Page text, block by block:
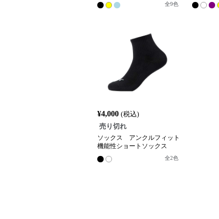
全9色
¥4,000 (税込)
売り切れ
ソックス アンクルフィット
機能性ショートソックス
全2色